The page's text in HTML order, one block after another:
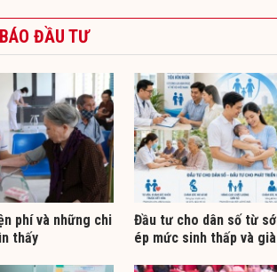
ĐẦU TƯ
phí và những chi
thấy
Đầu tư cho dân số từ
ép mức sinh thấp và